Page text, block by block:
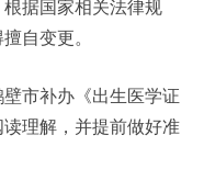
据国家相关法律规
自变更。
市补办《出生医学证
理解，并提前做好准